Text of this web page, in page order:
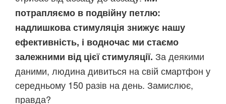
потрапляємо в подвійну петлю:
надлишкова стимуляція знижує нашу
ефективність, і водночас ми стаємо
залежними від цієї стимуляції. За деякими
даними, людина дивиться на свій смартфон у
середньому 150 разів на день. Замислює,
правда?